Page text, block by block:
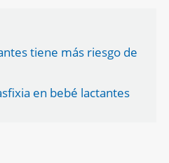
tiene más riesgo de
en bebé lactantes